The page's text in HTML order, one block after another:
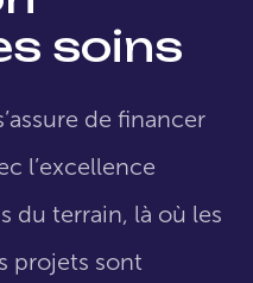
soins
de financer
l’excellence
du terrain, là où les
projets sont